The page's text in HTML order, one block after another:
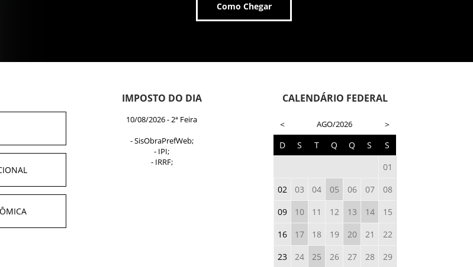
Como Chegar
IMPOSTO DO DIA
10/08/2026 - 2ª Feira
- SisObraPrefWeb;
- IPI;
- IRRF;
CALENDÁRIO FEDERAL
< AGO/2026
>
D
S T Q Q S
S
01
02
03 04 05 06 07
08
09
10 11 12 13 14
15
16
17 18 19 20 21
22
23
24 25 26 27 28 29